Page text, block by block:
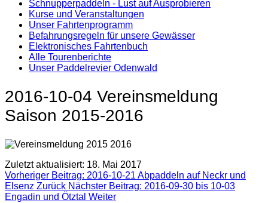
Schnupperpaddeln - Lust auf Ausprobieren
Kurse und Veranstaltungen
Unser Fahrtenprogramm
Befahrungsregeln für unsere Gewässer
Elektronisches Fahrtenbuch
Alle Tourenberichte
Unser Paddelrevier Odenwald
2016-10-04 Vereinsmeldung
Saison 2015-2016
Zuletzt aktualisiert: 18. Mai 2017
Vorheriger Beitrag: 2016-10-21 Abpaddeln auf Neckr und
Elsenz Zurück Nächster Beitrag: 2016-09-30 bis 10-03
Engadin und Ötztal Weiter